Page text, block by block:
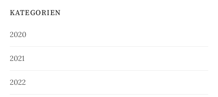
KATEGORIEN
2020
2021
2022